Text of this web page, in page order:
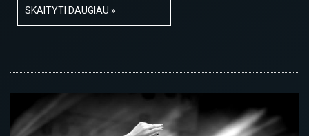
SKAITYTI DAUGIAU »